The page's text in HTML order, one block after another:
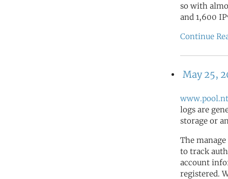
so with
and 1,600
Continue
May 25,
logs are
storage or
The
to track
account
registered.